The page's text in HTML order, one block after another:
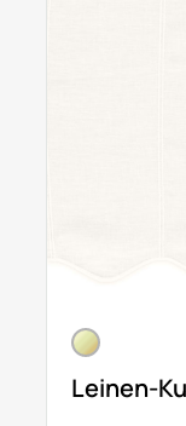
Leinen-